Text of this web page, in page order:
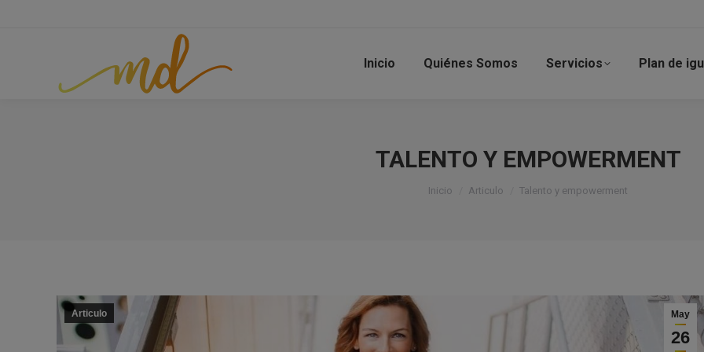
Inicio Quiénes Somos Servicios Plan de
TALENTO Y EMPOWERMENT
Estás aquí:
Inicio Articulo Talento y empowerment
May
26
Articulo